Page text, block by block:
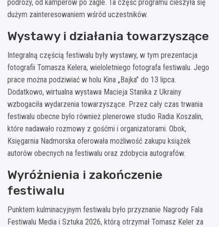
podróży, od kamperów po żagle. Ta część programu cieszyła się
dużym zainteresowaniem wśród uczestników.
Wystawy i działania towarzyszące
Integralną częścią festiwalu były wystawy, w tym prezentacja
fotografii Tomasza Kelera, wieloletniego fotografa festiwalu. Jego
prace można podziwiać w holu Kina „Bajka” do 13 lipca.
Dodatkowo, wirtualna wystawa Macieja Stanika z Ukrainy
wzbogaciła wydarzenia towarzyszące. Przez cały czas trwania
festiwalu obecne było również plenerowe studio Radia Koszalin,
które nadawało rozmowy z gośćmi i organizatorami. Obok,
Księgarnia Nadmorska oferowała możliwość zakupu książek
autorów obecnych na festiwalu oraz zdobycia autografów.
Wyróżnienia i zakończenie
festiwalu
Punktem kulminacyjnym festiwalu było przyznanie Nagrody Fala
Festiwalu Media i Sztuka 2026, którą otrzymał Tomasz Keler za